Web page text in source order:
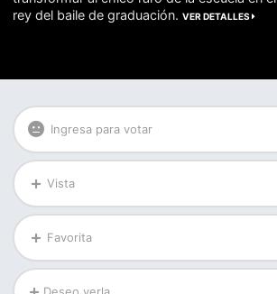
rey del baile de graduación.VER DETALLES
Ingresa para votar
Vista
Favorita
Deseo verla